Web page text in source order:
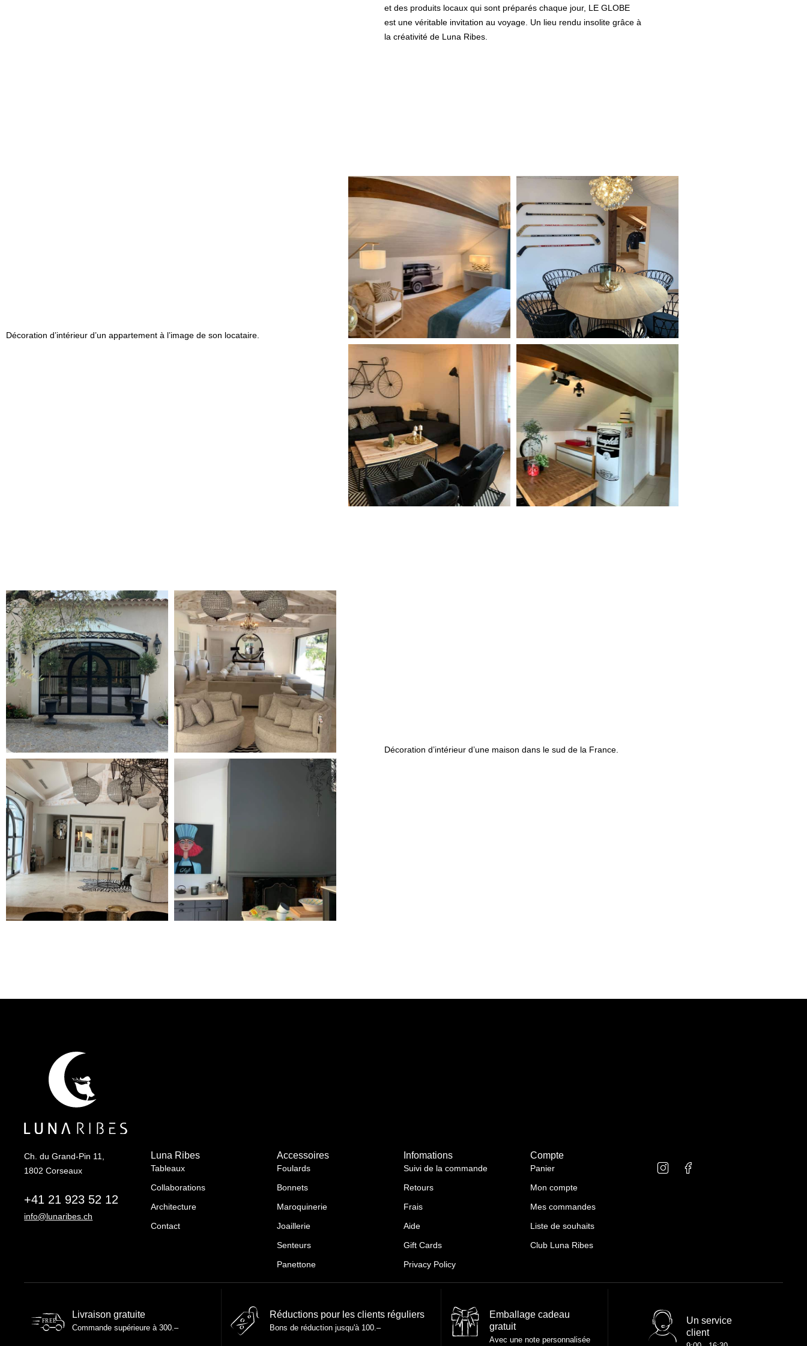
et des produits locaux qui sont préparés chaque jour, LE GLOBE
est une véritable invitation au voyage. Un lieu rendu insolite grâce à
la créativité de Luna Ribes.
Décoration d’intérieur d’un appartement à l’image de son locataire.
Décoration d’intérieur d’une maison dans le sud de la France.
Ch. du Grand-Pin 11,
1802 Corseaux
+41 21 923 52 12
info@lunaribes.ch
Luna Ribes
Tableaux
Collaborations
Architecture
Contact
Accessoires
Foulards
Bonnets
Maroquinerie
Joaillerie
Senteurs
Panettone
Infomations
Suivi de la commande
Retours
Frais
Aide
Gift Cards
Privacy Policy
Compte
Panier
Mon compte
Mes commandes
Liste de souhaits
Club Luna Ribes
FREE
Livraison gratuite
Commande supérieure à 300.–
Réductions pour les clients réguliers
Bons de réduction jusqu'à 100.–
Emballage cadeau
gratuit
Avec une note personnalisée
Un service
client